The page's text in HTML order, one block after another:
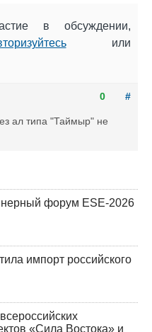
в обсуждении,
или
0 #
ал типа "Таймыр" не
форум ESE-2026
импорт российского
«Сила Востока» и